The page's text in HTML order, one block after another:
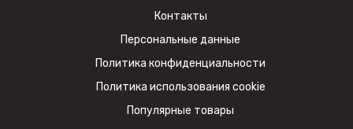
Контакты
Персональные данные
Политика конфиденциальности
Политика использования cookie
Популярные товары